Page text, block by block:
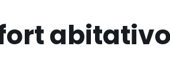
abitativo